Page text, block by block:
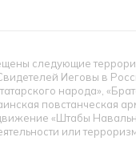
следующие
Иеговы в
народа»,
повстанческая
«Штабы
или